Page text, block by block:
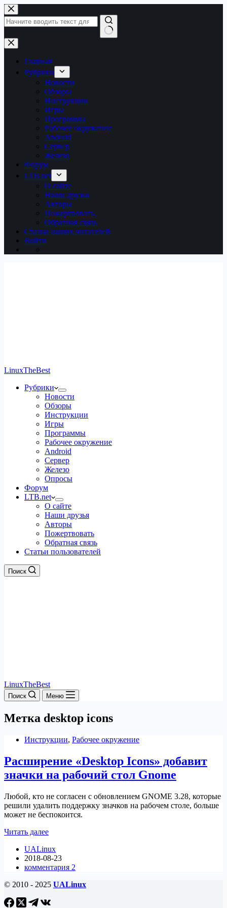
Перейти
к
сути
Ничего
не
найденоГлавная
Рубрики
Новости
Обзоры
Инструкции
Игры
Программы
Рабочее окружение
Android
Сервер
Железо
Форум
LTB.net
О сайте
Наши друзья
Авторы
Пожертвовать
Обратная связь
Статьи наших читателей
Войти
LinuxTheBest
Рубрики
Новости
Обзоры
Инструкции
Игры
Программы
Рабочее окружение
Android
Сервер
Железо
Опросы
Форум
LTB.net
О сайте
Наши друзья
Авторы
Пожертвовать
Обратная связь
Статьи пользователей
Поиск
LinuxTheBest
Поиск Меню
Метка desktop icons
Инструкции, Рабочее окружение
Расширение «Desktop Icons» добавит
значки на рабочий стол Gnome
Любой, кто не согласен с обновлением GNOME 3.28, которые
решили удалить поддержку значков на рабочем столе, больше
может не беспокоится.
Читать далееРасширение
Icons»
добавит
значки
рабочий
Gnome
UALinux
2018-08-23
комментария 2
© 2010 - 2025 UALinux